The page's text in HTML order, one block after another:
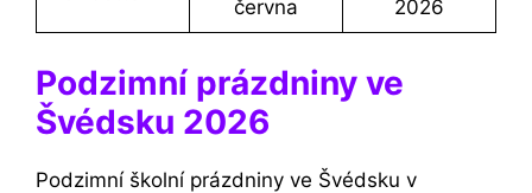
června
2026
Podzimní prázdniny ve
Švédsku 2026
Podzimní školní prázdniny ve Švédsku v